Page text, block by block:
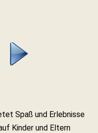
Spaß und Erlebnisse
Kinder und Eltern